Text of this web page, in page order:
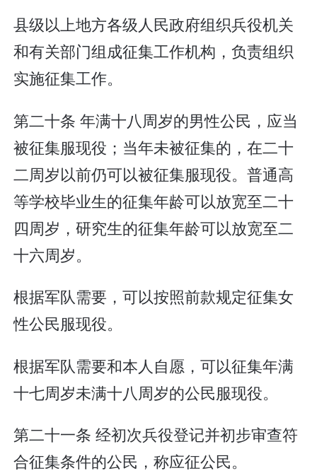
县级以上地方各级人民政府组织兵役机关
和有关部门组成征集工作机构，负责组织
实施征集工作。
第二十条 年满十八周岁的男性公民，应当
被征集服现役；当年未被征集的，在二十
二周岁以前仍可以被征集服现役。普通高
等学校毕业生的征集年龄可以放宽至二十
四周岁，研究生的征集年龄可以放宽至二
十六周岁。
根据军队需要，可以按照前款规定征集女
性公民服现役。
根据军队需要和本人自愿，可以征集年满
十七周岁未满十八周岁的公民服现役。
第二十一条 经初次兵役登记并初步审查符
合征集条件的公民，称应征公民。